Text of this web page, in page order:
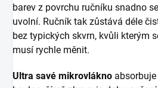
barev z povrchu ručníku snadno
uvolní. Ručník tak zůstává déle
bez typických skvrn, kvůli kterým
musí rychle měnit.
Ultra savé mikrovlákno